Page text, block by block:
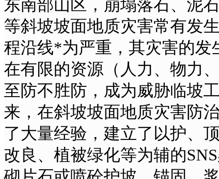
东南部山区，崩塌落石、泥
等斜坡坡面地质灾害常有发
程沿线*为严重，其灾害的发
在有限的资源（人力、物力
至防不胜防，成为威胁临坡
来，在斜坡坡面地质灾害防
了大量经验，建立了以护、
改良、植被绿化等为辅的